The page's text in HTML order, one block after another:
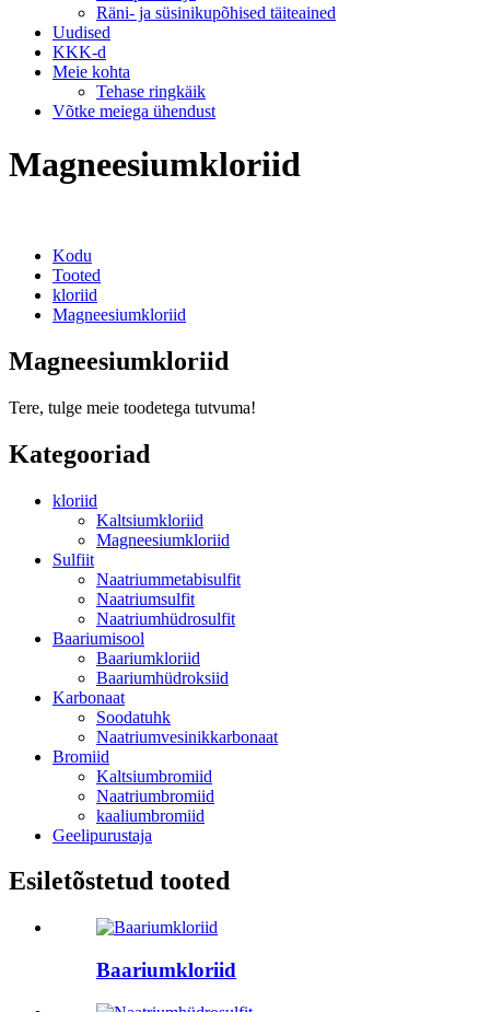
Räni- ja süsinikupõhised täiteained
Uudised
KKK-d
Meie kohta
Tehase ringkäik
Võtke meiega ühendust
Magneesiumkloriid
Kodu
Tooted
kloriid
Magneesiumkloriid
Magneesiumkloriid
Tere, tulge meie toodetega tutvuma!
Kategooriad
kloriid
Kaltsiumkloriid
Magneesiumkloriid
Sulfiit
Naatriummetabisulfit
Naatriumsulfit
Naatriumhüdrosulfit
Baariumisool
Baariumkloriid
Baariumhüdroksiid
Karbonaat
Soodatuhk
Naatriumvesinikkarbonaat
Bromiid
Kaltsiumbromiid
Naatriumbromiid
kaaliumbromiid
Geelipurustaja
Esiletõstetud tooted
Baariumkloriid